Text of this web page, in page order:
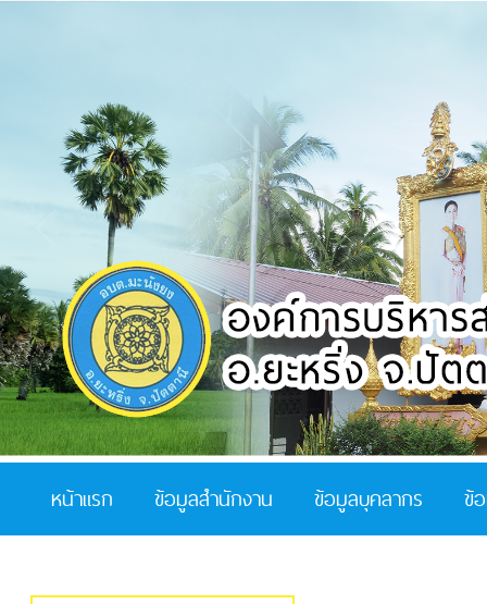
หน้าแรก ข้อมูลสำนักงาน ข้อมูลบุคลากร ข้